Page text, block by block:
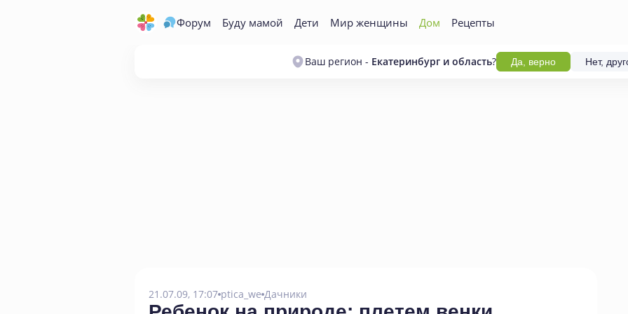
Форум Буду мамой Дети Мир женщины Дом Рецепты
Ваш регион - Екатеринбург и область? Да, верно Нет,
21.07.09, 17:07 ptica_we Дачники